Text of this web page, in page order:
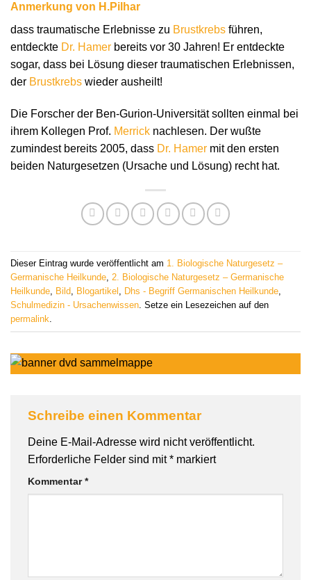
Anmerkung von H.Pilhar
dass traumatische Erlebnisse zu Brustkrebs führen,
entdeckte Dr. Hamer bereits vor 30 Jahren! Er entdeckte
sogar, dass bei Lösung dieser traumatischen Erlebnissen,
der Brustkrebs wieder ausheilt!
Die Forscher der Ben-Gurion-Universität sollten einmal bei
ihrem Kollegen Prof. Merrick nachlesen. Der wußte
zumindest bereits 2005, dass Dr. Hamer mit den ersten
beiden Naturgesetzen (Ursache und Lösung) recht hat.
Dieser Eintrag wurde veröffentlicht am 1. Biologische Naturgesetz –
Germanische Heilkunde 2. Biologische Naturgesetz – Germanische
Heilkunde Bild Blogartikel Dhs - Begriff Germanischen Heilkunde
Schulmedizin - Ursachenwissen . Setze ein Lesezeichen auf den
permalink
Schreibe einen Kommentar
Deine E-Mail-Adresse wird nicht veröffentlicht.
Erforderliche Felder sind mit* markiert
Kommentar*